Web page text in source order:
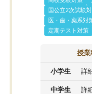
国公立2次試験
医・歯・薬系対
定期テスト対策
授業
小学生 詳
中学生 詳